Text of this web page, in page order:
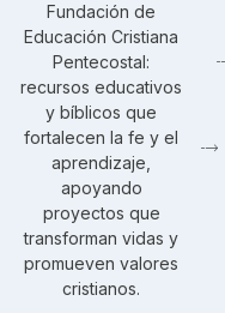
Fundación de
Educación Cristiana
Pentecostal:
recursos educativos
y bíblicos que
fortalecen la fe y el
aprendizaje,
apoyando
proyectos que
transforman vidas y
promueven valores
cristianos.